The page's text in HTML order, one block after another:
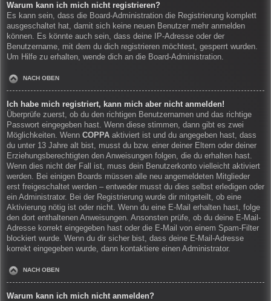
Warum kann ich mich nicht registrieren?
Es kann sein, dass die Board-Administration die Registrierung komplett
ausgeschaltet hat, damit sich keine neuen Benutzer mehr anmelden
können. Es könnte auch sein, dass deine IP-Adresse oder der
Benutzername, mit dem du dich registrieren möchtest, gesperrt wurden.
Um Hilfe zu erhalten, wende dich an die Board-Administration.
NACH OBEN
Ich habe mich registriert, kann mich aber nicht anmelden!
Überprüfe zuerst, ob du den richtigen Benutzernamen und das richtige
Passwort eingegeben hast. Wenn diese stimmen, dann gibt es zwei
Möglichkeiten. Wenn COPPA aktiviert ist und du angegeben hast, dass
du unter 13 Jahre alt bist, musst du bzw. einer deiner Eltern oder deiner
Erziehungsberechtigten den Anweisungen folgen, die du erhalten hast.
Wenn dies nicht der Fall ist, muss dein Benutzerkonto vielleicht aktiviert
werden. Bei einigen Boards müssen alle neu angemeldeten Mitglieder
erst freigeschaltet werden – entweder musst du dies selbst erledigen oder
ein Administrator. Bei der Registrierung wurde dir mitgeteilt, ob eine
Aktivierung nötig ist oder nicht. Wenn du eine E-Mail erhalten hast, folge
den dort enthaltenen Anweisungen. Ansonsten prüfe, ob du deine E-Mail-
Adresse korrekt eingegeben hast oder die E-Mail von einem Spam-Filter
blockiert wurde. Wenn du dir sicher bist, dass deine E-Mail-Adresse
korrekt eingegeben wurde, dann kontaktiere einen Administrator.
NACH OBEN
Warum kann ich mich nicht anmelden?